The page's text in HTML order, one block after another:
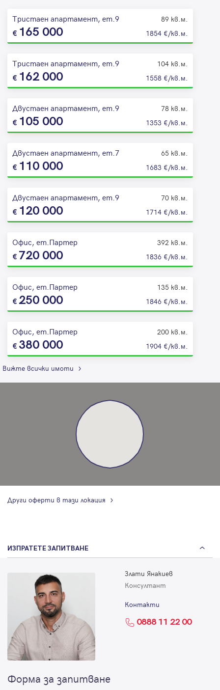
Тристаен апартамент, ет.9 89 кв.м.
165 000 1854 €/кв.м.
Тристаен апартамент, ет.9 104 кв.м.
162 000 1558 €/кв.м.
Двустаен апартамент, ет.9 78 кв.м.
105 000 1353 €/кв.м.
Двустаен апартамент, ет.7 65 кв.м.
110 000 1683 €/кв.м.
Двустаен апартамент, ет.9 70 кв.м.
120 000 1714 €/кв.м.
Офис, ет.Партер 392 кв.м.
720 000 1836 €/кв.м.
Офис, ет.Партер 135 кв.м.
250 000 1846 €/кв.м.
Офис, ет.Партер 200 кв.м.
380 000 1904 €/кв.м.
Вижте всички имоти
Други оферти в тази локация
ИЗПРАТЕТЕ ЗАПИТВАНЕ
Злати Янакиев
Консултант
Контакти
0888 11 22 00
Форма за запитване